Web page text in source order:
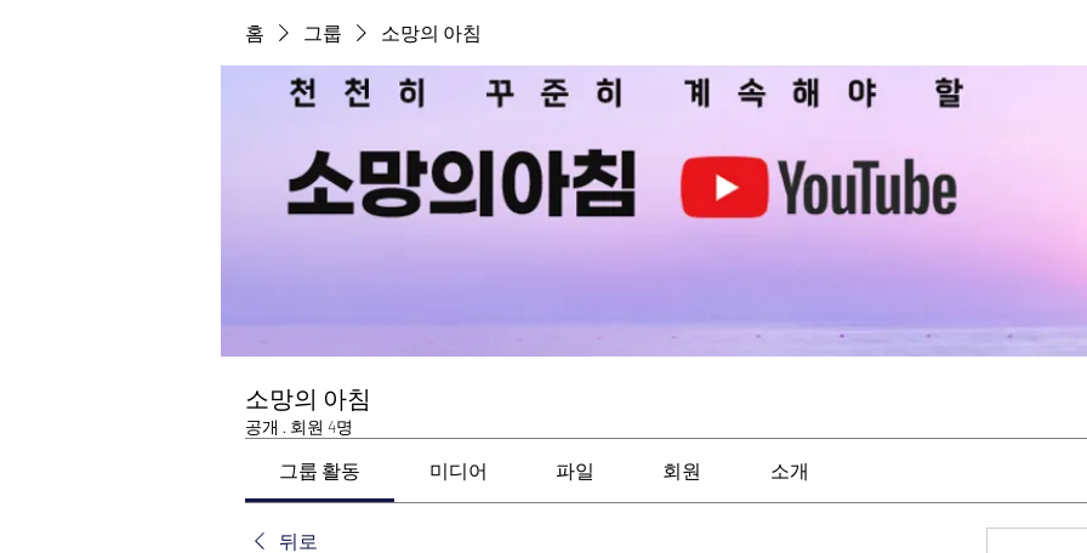
홈 그룹 소망의 아침
소망의 아침
공개 · 회원 4명
그룹 활동 미디어 파일 회원 소개
뒤로